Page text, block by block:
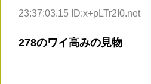
23:37:03.15 ID:x+pLTr2I0.net
278のワイ高みの見物